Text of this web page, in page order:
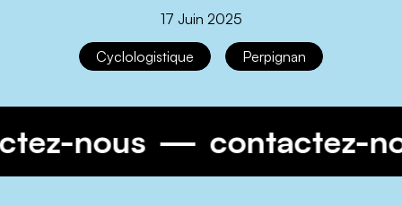
17 Juin 2025
Cyclologistique Perpignan
nous contactez-